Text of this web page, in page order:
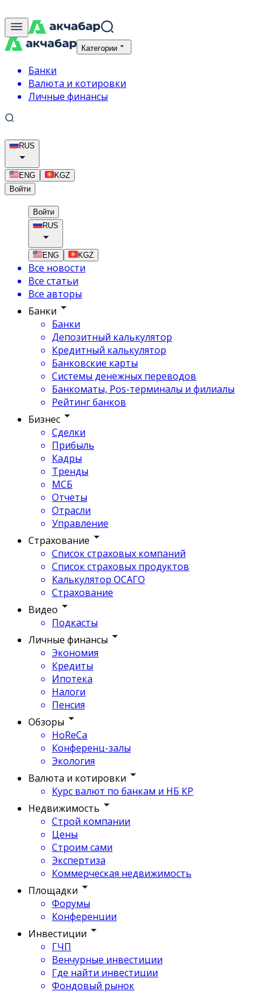
Категории
Банки
Валюта и котировки
Личные финансы
RUS
ENG
KGZ
Войти
Войти
RUS
ENG KGZ
Все новости
Все статьи
Все авторы
Банки
Банки
Депозитный калькулятор
Кредитный калькулятор
Банковские карты
Системы денежных переводов
Банкоматы, Pos-терминалы и филиалы
Рейтинг банков
Бизнес
Сделки
Прибыль
Кадры
Тренды
МСБ
Отчеты
Отрасли
Управление
Страхование
Список страховых компаний
Список страховых продуктов
Калькулятор ОСАГО
Страхование
Видео
Подкасты
Личные финансы
Экономия
Кредиты
Ипотека
Налоги
Пенсия
Обзоры
HoReCa
Конференц-залы
Экология
Валюта и котировки
Курс валют по банкам и НБ КР
Недвижимость
Строй компании
Цены
Строим сами
Экспертиза
Коммерческая недвижимость
Площадки
Форумы
Конференции
Инвестиции
ГЧП
Венчурные инвестиции
Где найти инвестиции
Фондовый рынок